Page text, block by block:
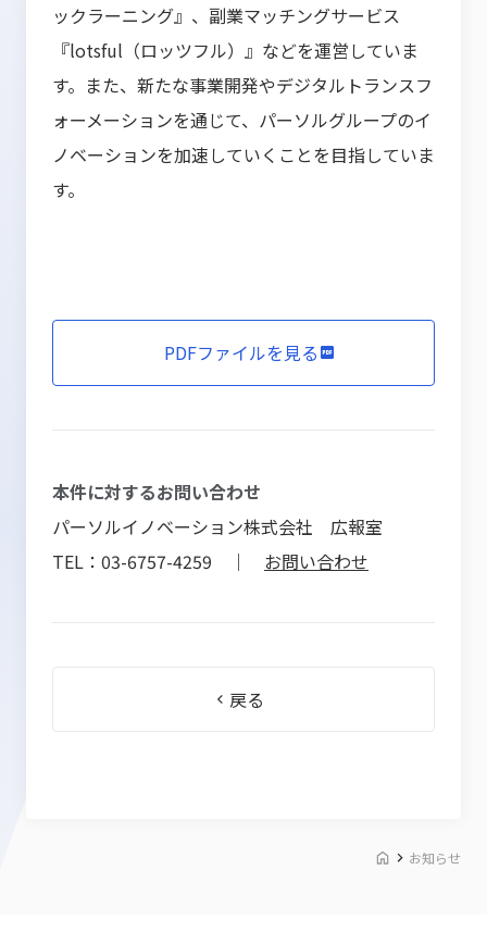
ックラーニング』、副業マッチングサービス
『lotsful（ロッツフル）』などを運営していま
す。また、新たな事業開発やデジタルトランスフ
ォーメーションを通じて、パーソルグループのイ
ノベーションを加速していくことを目指していま
す。
PDFファイルを見る
本件に対するお問い合わせ
パーソルイノベーション株式会社 広報室
TEL：03-6757-4259 ｜ お問い合わせ
戻る
お知らせ